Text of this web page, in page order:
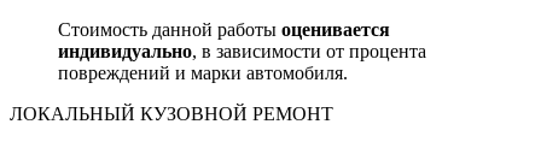
Стоимость данной работы оценивается
индивидуально, в зависимости от процента
повреждений и марки автомобиля.
ЛОКАЛЬНЫЙ КУЗОВНОЙ РЕМОНТ